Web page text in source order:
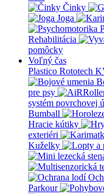
Činky
Joga
Rehabilitácia
pomôcky
Voľný čas
Plastico Rototech
pre psy
systém povrchovej
Bumball
Hracie kútiky
exteriéri
Kuželky
Parkour